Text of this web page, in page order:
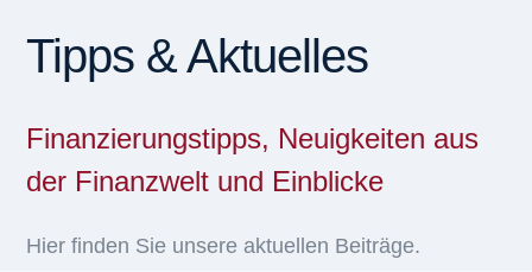
Tipps & Aktuelles
Finanzierungstipps, Neuigkeiten aus
der Finanzwelt und Einblicke
Hier finden Sie unsere aktuellen Beiträge.